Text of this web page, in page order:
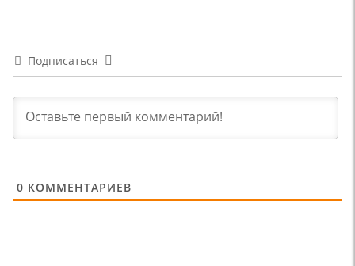
Подписаться
0 КОММЕНТАРИЕВ